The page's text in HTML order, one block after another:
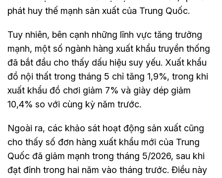
phát huy thế mạnh sản xuất của Trung Quốc.
Tuy nhiên, bên cạnh những lĩnh vực tăng trưởng
mạnh, một số ngành hàng xuất khẩu truyền thống
đã bắt đầu cho thấy dấu hiệu suy yếu. Xuất khẩu
đồ nội thất trong tháng 5 chỉ tăng 1,9%, trong khi
xuất khẩu đồ chơi giảm 7% và giày dép giảm
10,4% so với cùng kỳ năm trước.
Ngoài ra, các khảo sát hoạt động sản xuất cũng
cho thấy số đơn hàng xuất khẩu mới của Trung
Quốc đã giảm mạnh trong tháng 5/2026, sau khi
đạt đỉnh trong hai năm vào tháng trước. Điều này